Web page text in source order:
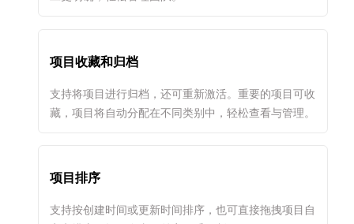
项目收藏和归档
支持将项目进行归档，还可重新激活。重要的项目可收
藏，项目将自动分配在不同类别中，轻松查看与管理。
项目排序
支持按创建时间或更新时间排序，也可直接拖拽项目自